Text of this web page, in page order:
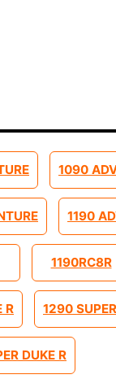
1090
1190
1190RC8R
R 1290
DUKE R